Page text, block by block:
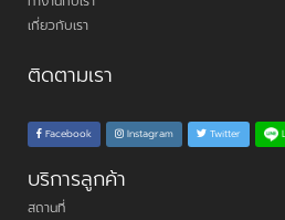
เกี่ยวกับเรา
ติดตามเรา
Facebook Instagram Twitter
บริการลูกค้า
สถานที่